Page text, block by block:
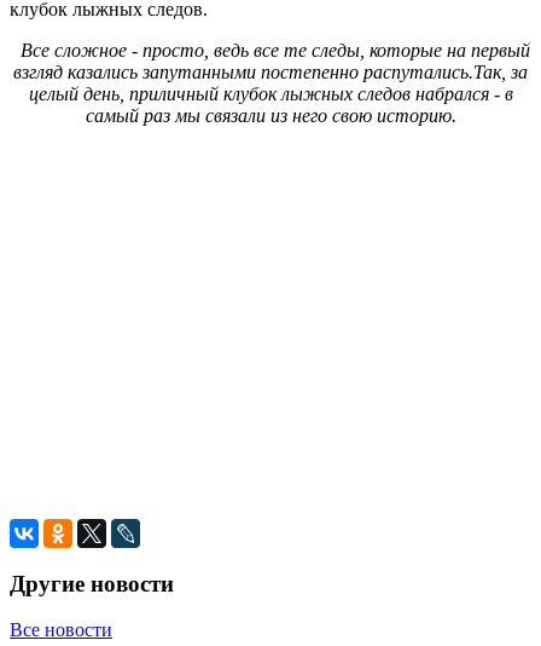
клубок лыжных следов.
Все сложное - просто, ведь все те следы, которые на первый
взгляд казались запутанными постепенно распутались.Так, за
целый день, приличный клубок лыжных следов набрался - в
самый раз мы связали из него свою историю.
Другие новости
Все новости